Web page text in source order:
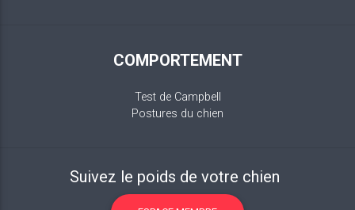
COMPORTEMENT
Test de Campbell
Postures du chien
Suivez le poids de votre chien